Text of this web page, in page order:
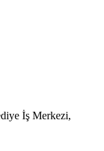
İş Merkezi,